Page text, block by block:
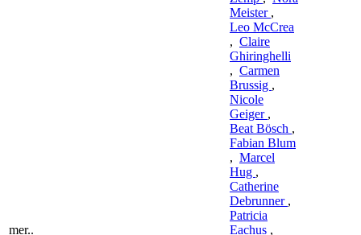
mer..
Meister ,
Leo McCrea
, Claire
Ghiringhelli
, Carmen
Brussig ,
Nicole
Geiger ,
Beat Bösch ,
Fabian Blum
, Marcel
Hug ,
Catherine
Debrunner ,
Patricia
Eachus ,